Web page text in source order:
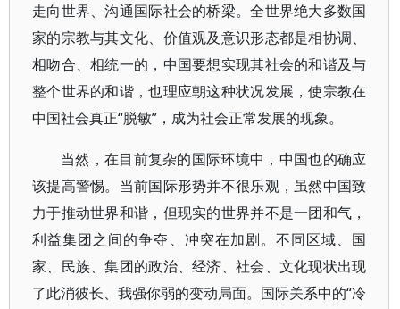
走向世界、沟通国际社会的桥梁。全世界绝大多数国
家的宗教与其文化、价值观及意识形态都是相协调、
相吻合、相统一的，中国要想实现其社会的和谐及与
整个世界的和谐，也理应朝这种状况发展，使宗教在
中国社会真正“脱敏”，成为社会正常发展的现象。
当然，在目前复杂的国际环境中，中国也的确应
该提高警惕。当前国际形势并不很乐观，虽然中国致
力于推动世界和谐，但现实的世界并不是一团和气，
利益集团之间的争夺、冲突在加剧。不同区域、国
家、民族、集团的政治、经济、社会、文化现状出现
了此消彼长、我强你弱的变动局面。国际关系中的“冷